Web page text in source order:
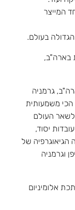
ל-2: סוג אחד המייצר
בעולם.
בארה"ב,
גרמניה
הכי משמעותית
העולם
יסוד,
הגיאוגרפיה של
וגרמניה
אלומיניום